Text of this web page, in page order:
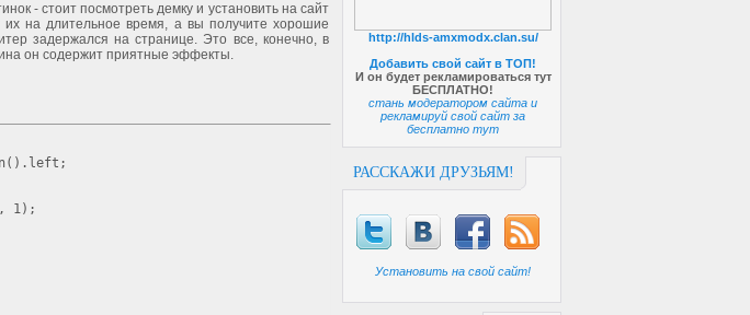
http://hlds-amxmodx.clan.su/
Добавить свой сайт в ТОП!
И он будет рекламироваться тут
БЕСПЛАТНО!
стань модератором сайта и
рекламируй свой сайт за
бесплатно тут
РАССКАЖИ ДРУЗЬЯМ!
Установить на свой сайт!
- стоит посмотреть демку и установить на сайт
на длительное время, а вы получите хорошие
задержался на странице. Это все, конечно, в
он содержит приятные эффекты.
(). left ;
, 1);